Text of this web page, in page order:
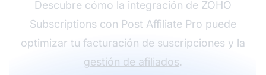
Descubre cómo la integración de ZOHO
Subscriptions con Post Affiliate Pro puede
optimizar tu facturación de suscripciones y la
gestión de afiliados.